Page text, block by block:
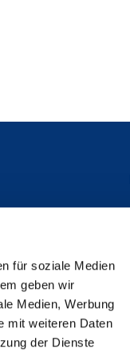
für soziale Medien
geben wir
Medien, Werbung
mit weiteren Daten
der Dienste